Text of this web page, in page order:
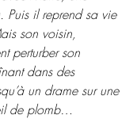
Puis il reprend sa vie
son voisin,
perturber son
dans des
un drame sur une
de plomb…